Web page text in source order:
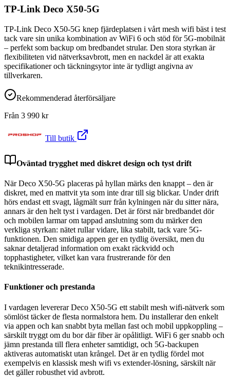
TP-Link Deco X50-5G
TP-Link Deco X50-5G knep fjärdeplatsen i vårt mesh wifi bäst i test
tack vare sin unika kombination av WiFi 6 och stöd för 5G-mobilnät
– perfekt som backup om bredbandet strular. Den stora styrkan är
flexibiliteten vid nätverksavbrott, men en nackdel är att exakta
specifikationer och täckningsytor inte är tydligt angivna av
tillverkaren.
Rekommenderad återförsäljare
Från 3 990 kr
Till butik
Oväntad trygghet med diskret design och tyst drift
När Deco X50-5G placeras på hyllan märks den knappt – den är
diskret, med en mattvit yta som inte drar till sig blickar. Under drift
hörs endast ett svagt, lågmält surr från kylningen när du sitter nära,
annars är den helt tyst i vardagen. Det är först när bredbandet dör
och mobilen larmar om tappad anslutning som du märker den
verkliga styrkan: nätet rullar vidare, lika stabilt, tack vare 5G-
funktionen. Den smidiga appen ger en tydlig översikt, men du
saknar detaljerad information om exakt räckvidd och
topphastigheter, vilket kan vara frustrerande för den
teknikintresserade.
Funktioner och prestanda
I vardagen levererar Deco X50-5G ett stabilt mesh wifi-nätverk som
sömlöst täcker de flesta normalstora hem. Du installerar den enkelt
via appen och kan snabbt byta mellan fast och mobil uppkoppling –
särskilt tryggt om du bor där fiber är opålitligt. WiFi 6 ger snabb och
jämn prestanda till flera enheter samtidigt, och 5G-backupen
aktiveras automatiskt utan krångel. Det är en tydlig fördel mot
exempelvis en klassisk mesh wifi vs extender-lösning, särskilt när
det gäller robusthet vid avbrott.